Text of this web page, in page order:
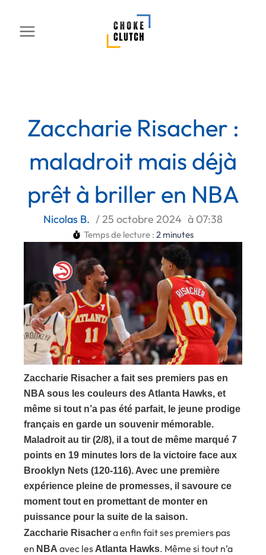
contenu
Zaccharie Risacher :
maladroit mais déjà
prêt à briller en NBA
Nicolas B. /25 octobre 2024 à 07:38
Temps de lecture : 2 minutes
Zaccharie Risacher a fait ses premiers pas en
NBA sous les couleurs des Atlanta Hawks, et
même si tout n’a pas été parfait, le jeune prodige
français en garde un souvenir mémorable.
Maladroit au tir (2/8), il a tout de même marqué 7
points en 19 minutes lors de la victoire face aux
Brooklyn Nets (120-116). Avec une première
expérience pleine de promesses, il savoure ce
moment tout en promettant de monter en
puissance pour la suite de la saison.
Zaccharie Risachera enfin fait ses premiers pas
en NBA avec les Atlanta Hawks. Même si tout n’a